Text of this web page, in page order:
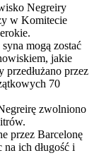
Negreiry
w Komitecie
mogą zostać
jakie
przedłużano przez
70
zwolniono
przez Barcelonę
ich długość i